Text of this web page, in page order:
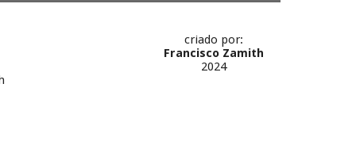
criado por:
Francisco Zamith
2024